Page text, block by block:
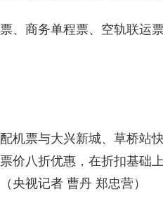
商务单程票、空轨联运
票与大兴新城、草桥站
价八折优惠，在折扣基础
央视记者 曹丹 郑忠营）